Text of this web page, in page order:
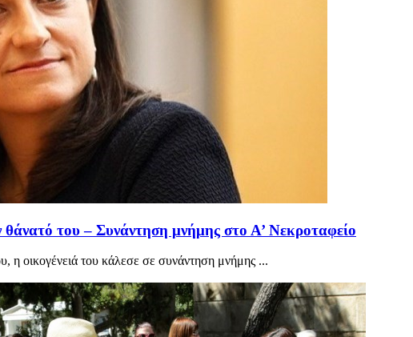
του – Συνάντηση μνήμης στο Α’ Νεκροταφείο
η οικογένειά του κάλεσε σε συνάντηση μνήμης ...